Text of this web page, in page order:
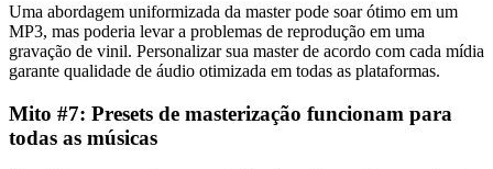
Uma abordagem uniformizada da master pode soar ótimo em um
MP3, mas poderia levar a problemas de reprodução em uma
gravação de vinil. Personalizar sua master de acordo com cada mídia
garante qualidade de áudio otimizada em todas as plataformas.
Mito #7: Presets de masterização funcionam para
todas as músicas